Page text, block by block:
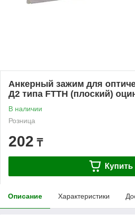
Анкерный зажим для
Д2 типа FTTH (плоский)
В наличии
Розница
202 ₸
Купить
Описание Характеристики